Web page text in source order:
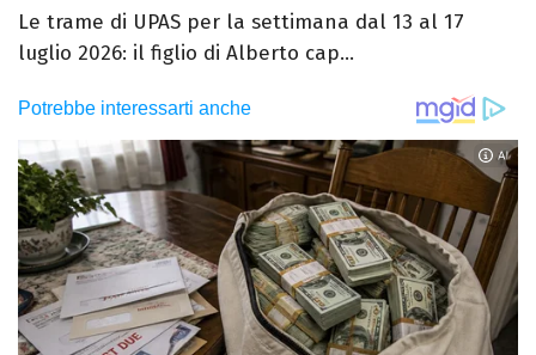
Le trame di UPAS per la settimana dal 13 al 17
luglio 2026: il figlio di Alberto cap...